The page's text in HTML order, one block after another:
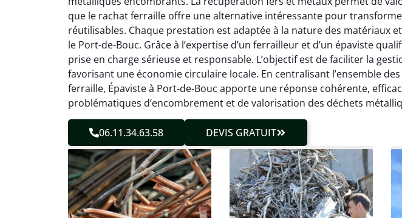
que le rachat ferraille offre une alternative intéressante pour
réutilisables. Chaque prestation est adaptée à la nature des matériaux
le Port-de-Bouc. Grâce à l’expertise d’un ferrailleur et d’un épaviste
prise en charge sérieuse et responsable. L’objectif est de faciliter la
favorisant une économie circulaire locale. En centralisant l’ensemble
ferraille, Épaviste à Port-de-Bouc apporte une réponse cohérente,
problématiques d’encombrement et de valorisation des déchets
06.11.34.63.58 DEVIS GRATUIT
26 février 2025
Parfait pour se débarrasser
des vieux métaux ! Équipe
efficace qui a tout enlevé
sans laisser de traces.
Service client très réactif.